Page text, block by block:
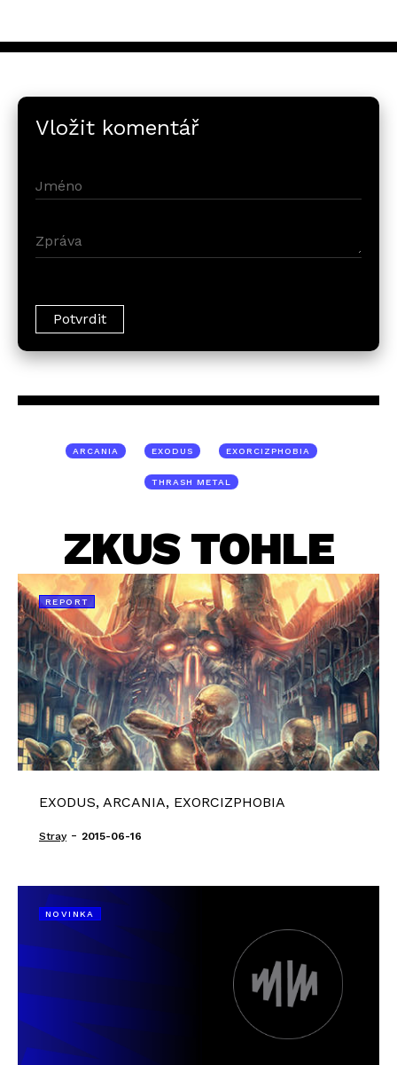
Vložit komentář
ARCANIA EXODUS EXORCIZPHOBIA
THRASH METAL
ZKUS TOHLE
REPORT
EXODUS, ARCANIA, EXORCIZPHOBIA
Stray - 2015-06-16
NOVINKA